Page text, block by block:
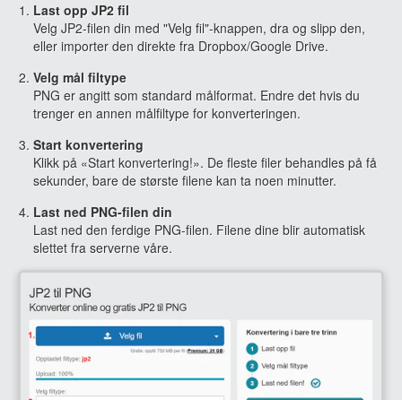
Last opp JP2 fil
Velg JP2-filen din med "Velg fil"-knappen, dra og slipp den,
eller importer den direkte fra Dropbox/Google Drive.
Velg mål filtype
PNG er angitt som standard målformat. Endre det hvis du
trenger en annen målfiltype for konverteringen.
Start konvertering
Klikk på «Start konvertering!». De fleste filer behandles på få
sekunder, bare de største filene kan ta noen minutter.
Last ned PNG-filen din
Last ned den ferdige PNG-filen. Filene dine blir automatisk
slettet fra serverne våre.